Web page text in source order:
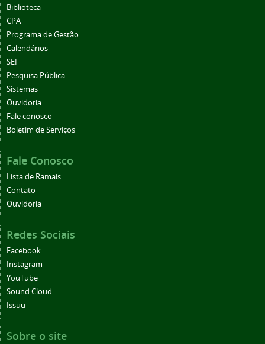
Biblioteca
CPA
Programa de Gestão
Calendários
SEI
Pesquisa Pública
Sistemas
Ouvidoria
Fale conosco
Boletim de Serviços
Fale Conosco
Lista de Ramais
Contato
Ouvidoria
Redes Sociais
Facebook
Instagram
YouTube
Sound Cloud
Issuu
Sobre o site